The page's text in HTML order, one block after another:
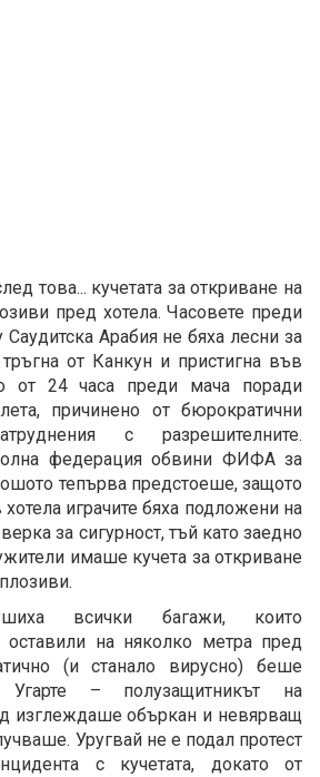
това... кучетата за откриване на
пред хотела. Часовете преди
Арабия не бяха лесни за
тръгна от Канкун и пристигна във
от 24 часа преди мача поради
причинено от бюрократични
с разрешителните.
федерация обвини ФИФА за
тепърва предстоеше, защото
хотела играчите бяха подложени на
за сигурност, тъй като заедно
имаше кучета за откриване
всички багажи, които
оставили на няколко метра пред
(и станало вирусно) беше
Угарте – полузащитникът на
изглеждаше объркан и невярващ
Уругвай не е подал протест
с кучетата, докато от